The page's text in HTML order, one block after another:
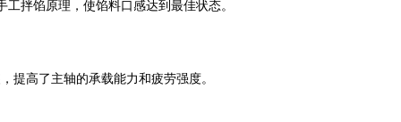
工拌馅原理，使馅料口感达到最佳状态。
提高了主轴的承载能力和疲劳强度。